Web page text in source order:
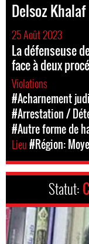
Delsoz Khalaf
25 Août 2023
La défenseuse
face à deux
Violations
#Acharnement
#Arrestation /
#Autre forme de
Lieu#Région:
Statut: